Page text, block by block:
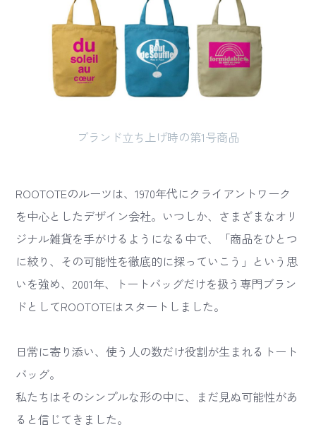
ブランド立ち上げ時の第1号商品
ROOTOTEのルーツは、1970年代にクライアントワーク
を中心としたデザイン会社。いつしか、さまざまなオリ
ジナル雑貨を手がけるようになる中で、「商品をひとつ
に絞り、その可能性を徹底的に探っていこう」という思
いを強め、2001年、トートバッグだけを扱う専門ブラン
ドとしてROOTOTEはスタートしました。
日常に寄り添い、使う人の数だけ役割が生まれるトート
バッグ。
私たちはそのシンプルな形の中に、まだ見ぬ可能性があ
ると信じてきました。